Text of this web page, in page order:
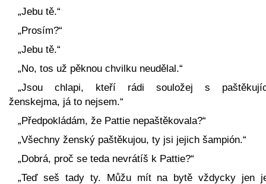
„Jebu tě.“
„Prosím?“
„Jebu tě.“
„No, tos už pěknou chvilku neudělal.“
„Jsou chlapi, kteří rádi souložej s
ženskejma, já to nejsem.“
„Předpokládám, že Pattie nepaštěkovala?“
„Všechny ženský paštěkujou, ty jsi jejich šampión.“
„Dobrá, proč se teda nevrátíš k Pattie?“
„Teď seš tady ty. Můžu mít na bytě vždycky jen